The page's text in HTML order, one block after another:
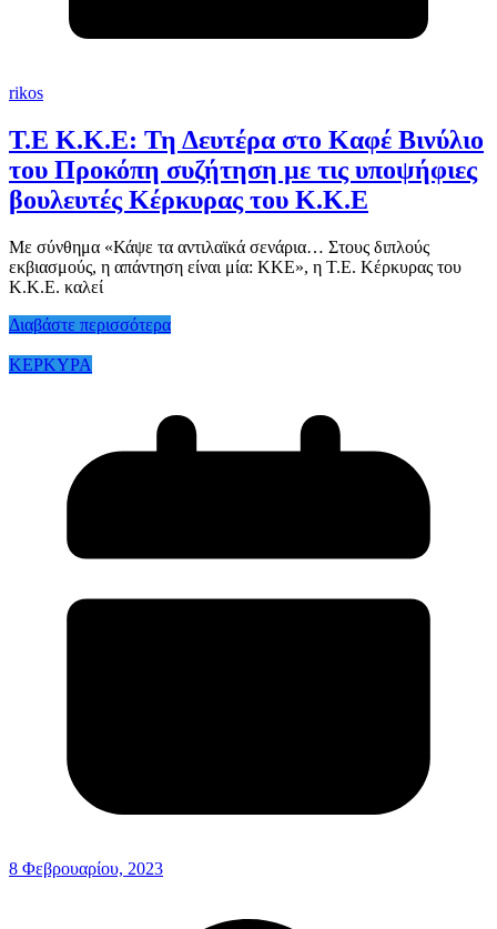
rikos
Τ.Ε Κ.Κ.Ε: Τη Δευτέρα στο Καφέ Βινύλιο
του Προκόπη συζήτηση με τις υποψήφιες
βουλευτές Κέρκυρας του Κ.Κ.Ε
Με σύνθημα «Κάψε τα αντιλαϊκά σενάρια… Στους διπλούς
εκβιασμούς, η απάντηση είναι μία: ΚΚΕ», η Τ.Ε. Κέρκυρας του
Κ.Κ.Ε. καλεί
Διαβάστε περισσότερα
ΚΕΡΚΥΡΑ
8 Φεβρουαρίου, 2023